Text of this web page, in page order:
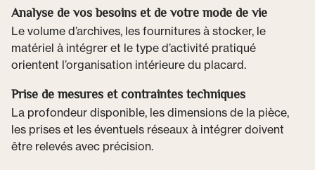
Analyse de vos besoins et de votre mode de vie
Le volume d’archives, les fournitures à stocker, le
matériel à intégrer et le type d’activité pratiqué
orientent l’organisation intérieure du placard.
Prise de mesures et contraintes techniques
La profondeur disponible, les dimensions de la pièce,
les prises et les éventuels réseaux à intégrer doivent
être relevés avec précision.